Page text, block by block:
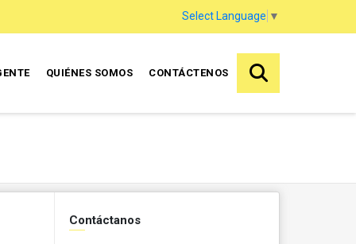
Select Language ▼
QUIÉNES SOMOS CONTÁCTENOS
Contáctanos